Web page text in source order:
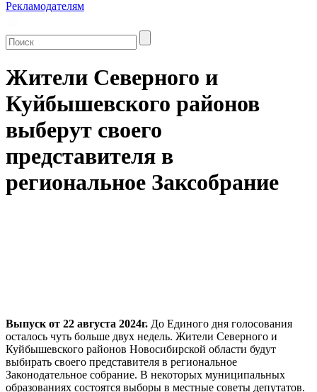
Рекламодателям
Жители Северного и
Куйбышевского районов
выберут своего
представителя в
региональное Заксобрание
Выпуск от 22 августа 2024г. До Единого дня голосования
осталось чуть больше двух недель. Жители Северного и
Куйбышевского районов Новосибирской области будут
выбирать своего представителя в региональное
Законодательное собрание. В некоторых муниципальных
образованиях состоятся выборы в местные советы депутатов.